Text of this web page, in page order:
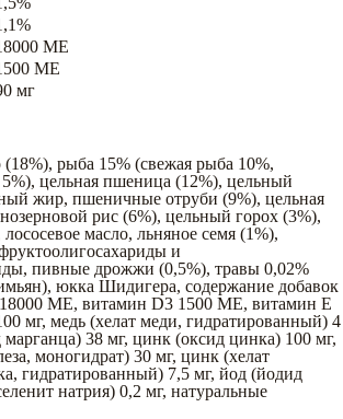
ME
ME
мг
рыба 15% (свежая рыба 10%,
цельная пшеница (12%), цельный
жир, пшеничные отруби (9%), цельная
рис (6%), цельный горох (3%),
масло, льняное семя (1%),
и
пивные дрожжи (0,5%), травы 0,02%
юкка Шидигера, содержание добавок
МЕ, витамин D3 1500 МЕ, витамин Е
мг, медь (хелат меди, гидратированный) 4
марганца) 38 мг, цинк (оксид цинка) 100 мг,
моногидрат) 30 мг, цинк (хелат
гидратированный) 7,5 мг, йод (йодид
натрия) 0,2 мг, натуральные